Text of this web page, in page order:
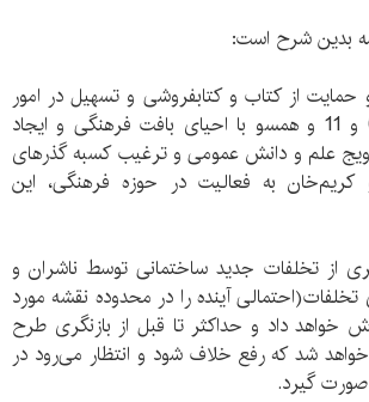
بدین شرح است:
حمایت از کتاب و کتابفروشی و تسهیل در امور
فرهنگی در مناطق 6 و 11 و همسو با احیای بافت فرهنگی و ایجاد
علم و دانش عمومی و ترغیب کسبه گذرهای
کریم‌خان به فعالیت در حوزه فرهنگی، این
از تخلفات جدید ساختمانی توسط ناشران و
تخلفات‌(احتمالی آینده را در محدوده نقشه مورد
خواهد داد و حداکثر تا قبل از بازنگری طرح
شد که رفع خلاف شود و انتظار می‌رود در
صورت گیرد.